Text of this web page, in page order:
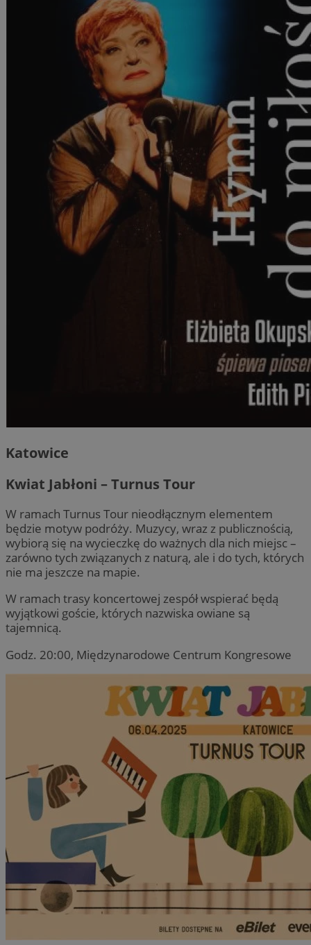
Katowice
Kwiat Jabłoni – Turnus Tour
W ramach Turnus Tour nieodłącznym elementem
będzie motyw podróży. Muzycy, wraz z publicznością,
wybiorą się na wycieczkę do ważnych dla nich miejsc –
zarówno tych związanych z naturą, ale i do tych, których
nie ma jeszcze na mapie.
W ramach trasy koncertowej zespół wspierać będą
wyjątkowi goście, których nazwiska owiane są
tajemnicą.
Godz. 20:00, Międzynarodowe Centrum Kongresowe